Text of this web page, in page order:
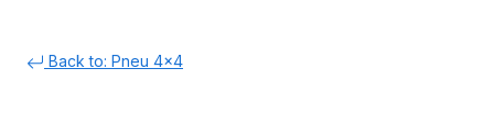
Back to: Pneu 4x4